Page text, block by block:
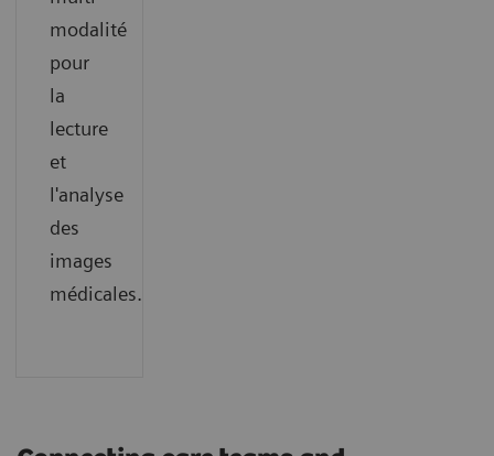
modalité
pour
la
lecture
et
l'analyse
des
images
médicales.